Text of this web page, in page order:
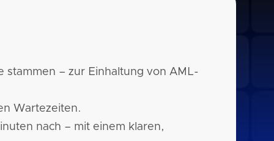
stammen – zur Einhaltung von AML-
Wartezeiten.
nach – mit einem klaren,